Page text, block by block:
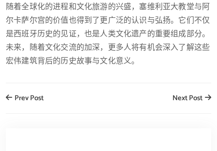
随着全球化的进程和文化旅游的兴盛，塞维利亚大教堂与阿
尔卡萨尔宫的价值也得到了更广泛的认识与弘扬。它们不仅
是西班牙历史的见证，也是人类文化遗产的重要组成部分。
未来，随着文化交流的加深，更多人将有机会深入了解这些
宏伟建筑背后的历史故事与文化意义。
Prev Post Next Post